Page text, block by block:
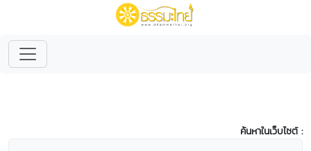
ค้นหาในเว็บไซต์ :